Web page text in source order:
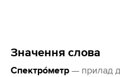
Значення слова
Спектро́метр— прилад